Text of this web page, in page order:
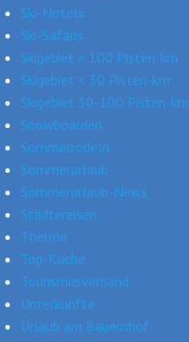
Ski-Hotels
Ski-Safaris
Skigebiet > 100 Pisten-km
Skigebiet < 30 Pisten-km
Skigebiet 30-100 Pisten-km
Snowboarden
Sommerrodeln
Sommerurlaub
Sommerurlaub-News
Städtereisen
Therme
Top-Küche
Tourismusverband
Unterkünfte
Urlaub am Bauernhof